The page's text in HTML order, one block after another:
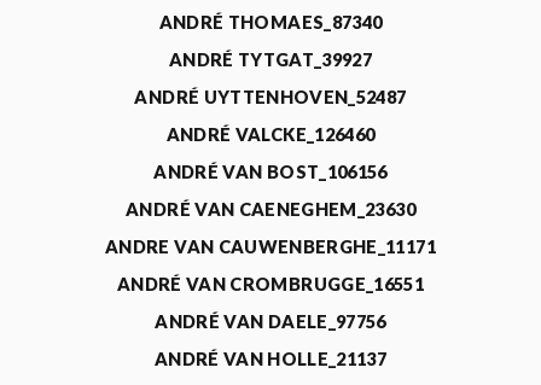
ANDRÉ THOMAES_87340
ANDRÉ TYTGAT_39927
ANDRÉ UYTTENHOVEN_52487
ANDRÉ VALCKE_126460
ANDRÉ VAN BOST_106156
ANDRÉ VAN CAENEGHEM_23630
ANDRE VAN CAUWENBERGHE_11171
ANDRÉ VAN CROMBRUGGE_16551
ANDRÉ VAN DAELE_97756
ANDRÉ VAN HOLLE_21137